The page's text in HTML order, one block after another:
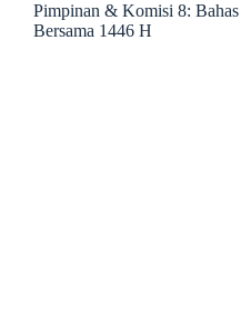
Pimpinan & Komisi 8:
Bersama 1446 H